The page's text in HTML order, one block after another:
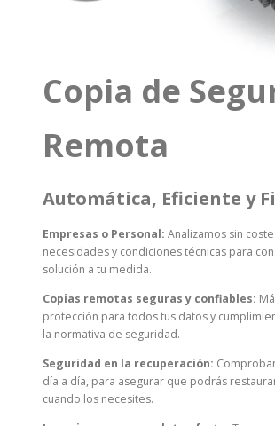
Copia de
Remota
Automática, Eficiente y
Empresas o Personal: Analizamos sin
necesidades y condiciones técnicas para
solución a tu medida.
Copias remotas seguras y confiables:
protección para todos tus datos y
la normativa de seguridad.
Seguridad en la recuperación:
día a día, para asegurar que podrás
cuando los necesites.